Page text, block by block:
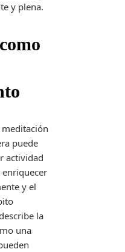
y plena.
meditación
puede
actividad
enriquecer
y el
la
una